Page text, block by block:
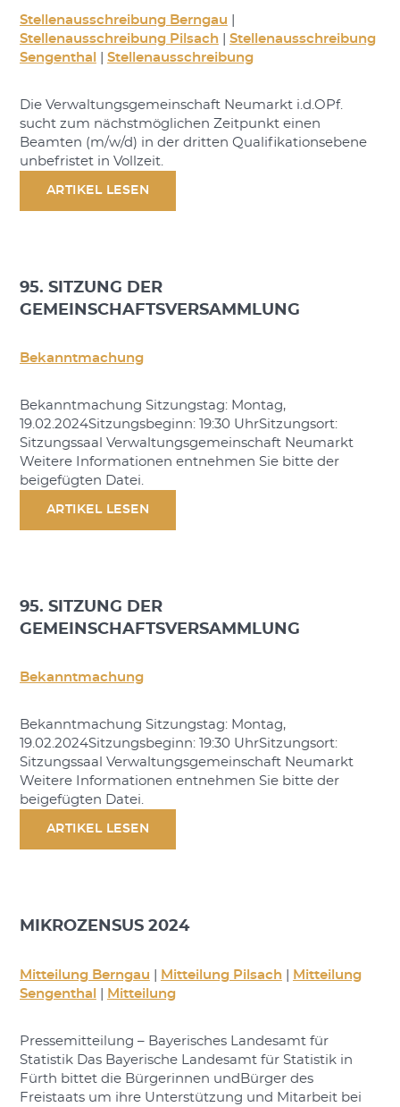
Stellenausschreibung Berngau
Stellenausschreibung Pilsach
Stellenausschreibung
Sengenthal
Stellenausschreibung
Die Verwaltungsgemeinschaft Neumarkt i.d.OPf.
sucht zum nächstmöglichen Zeitpunkt einen
Beamten (m/w/d) in der dritten Qualifikationsebene
unbefristet in Vollzeit.
ARTIKEL LESEN
95. SITZUNG DER
GEMEINSCHAFTSVERSAMMLUNG
Bekanntmachung
Bekanntmachung Sitzungstag: Montag,
19.02.2024Sitzungsbeginn: 19:30 UhrSitzungsort:
Sitzungssaal Verwaltungsgemeinschaft Neumarkt
Weitere Informationen entnehmen Sie bitte der
beigefügten Datei.
ARTIKEL LESEN
95. SITZUNG DER
GEMEINSCHAFTSVERSAMMLUNG
Bekanntmachung
Bekanntmachung Sitzungstag: Montag,
19.02.2024Sitzungsbeginn: 19:30 UhrSitzungsort:
Sitzungssaal Verwaltungsgemeinschaft Neumarkt
Weitere Informationen entnehmen Sie bitte der
beigefügten Datei.
ARTIKEL LESEN
MIKROZENSUS 2024
Mitteilung Berngau Mitteilung Pilsach
Mitteilung
Sengenthal
Mitteilung
Pressemitteilung – Bayerisches Landesamt für
Statistik Das Bayerische Landesamt für Statistik in
Fürth bittet die Bürgerinnen undBürger des
Freistaats um ihre Unterstützung und Mitarbeit bei